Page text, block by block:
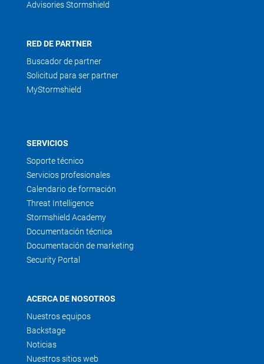
Advisories Stormshield
RED DE PARTNER
Buscador de partner
Solicitud para ser partner
MyStormshield
SERVICIOS
Soporte técnico
Servicios profesionales
Calendario de formación
Threat Intelligence
Stormshield Academy
Documentación técnica
Documentación de marketing
Security Portal
ACERCA DE NOSOTROS
Nuestros equipos
Backstage
Noticias
Nuestros sitios web